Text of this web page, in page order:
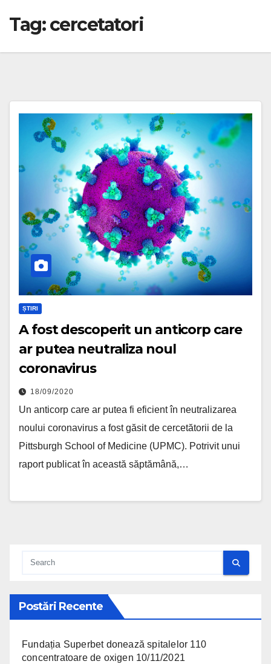
Tag:cercetatori
ȘTIRI
A fost descoperit un anticorp care
ar putea neutraliza noul
coronavirus
18/09/2020
Un anticorp care ar putea fi eficient în neutralizarea
noului coronavirus a fost găsit de cercetătorii de la
Pittsburgh School of Medicine (UPMC). Potrivit unui
raport publicat în această săptămână,…
Postări Recente
Fundația Superbet donează spitalelor 110
concentratoare de oxigen 10/11/2021